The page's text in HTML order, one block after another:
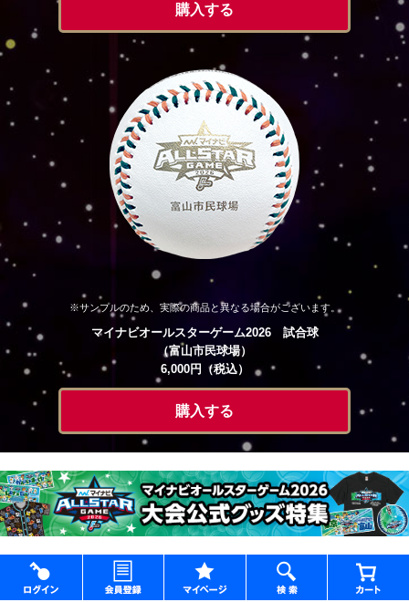
購入する
※サンプルのため、実際の商品と異なる場合がございます。
マイナビオールスターゲーム2026 試合球
（富山市民球場）
6,000円（税込）
購入する